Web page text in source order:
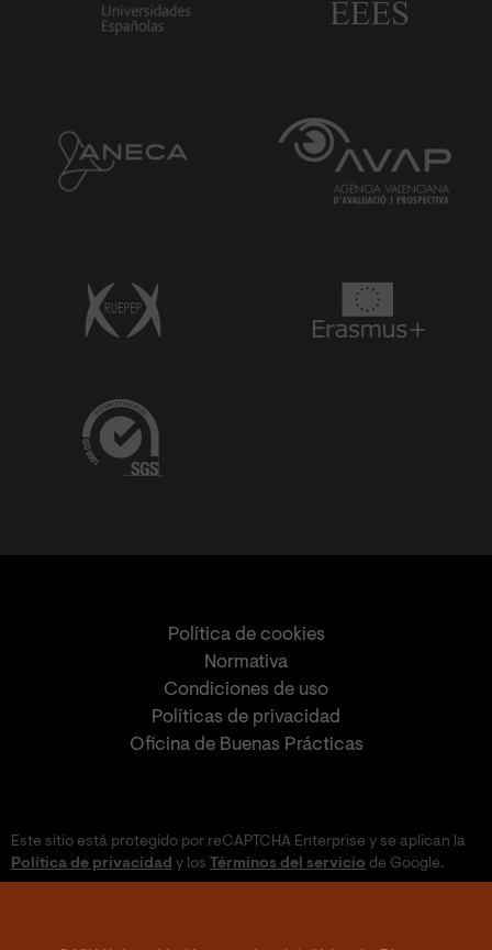
Política de cookies
Normativa
Condiciones de uso
Políticas de privacidad
Oficina de Buenas Prácticas
Este sitio está protegido por reCAPTCHA Enterprise y se aplican la
Política de privacidad y los Términos del servicio de Google.